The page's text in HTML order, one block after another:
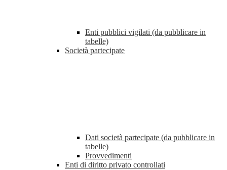
Enti pubblici vigilati (da pubblicare in
tabelle)
Società partecipate
Dati società partecipate (da pubblicare in
tabelle)
Provvedimenti
Enti di diritto privato controllati